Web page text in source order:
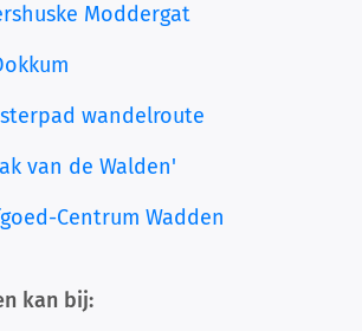
Moddergat
wandelroute
van de Walden'
Centrum Wadden
kan bij: